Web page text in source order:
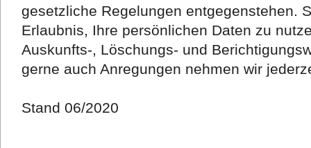
gesetzliche Regelungen entgegenstehen.
Erlaubnis, Ihre persönlichen Daten zu
Auskunfts-, Löschungs- und
gerne auch Anregungen nehmen wir
Stand 06/2020